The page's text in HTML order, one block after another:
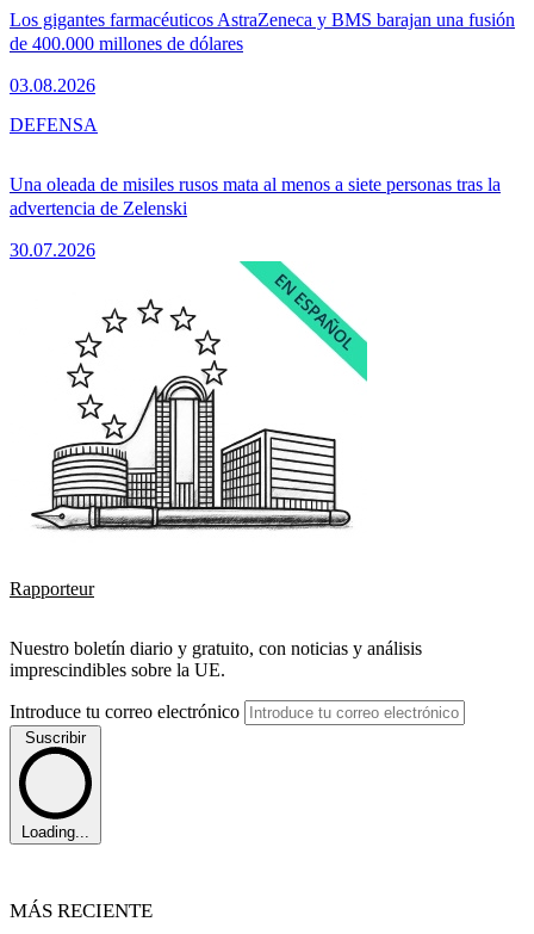
Los gigantes farmacéuticos AstraZeneca y BMS barajan una fusión
de 400.000 millones de dólares
03.08.2026
Una oleada de misiles rusos mata al menos a siete personas tras la
advertencia de Zelenski
30.07.2026
DEFENSA
Rapporteur
Nuestro boletín diario y gratuito, con noticias y análisis
imprescindibles sobre la UE.
Introduce tu correo electrónico
Suscribir
Loading...
MÁS RECIENTE